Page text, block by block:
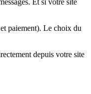
paiement). Le choix du
depuis votre site